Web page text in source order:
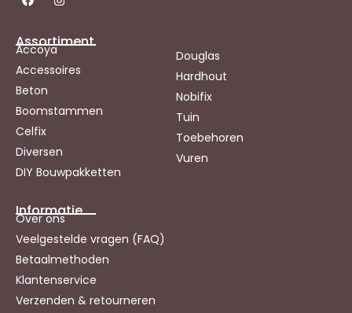
Assortiment
Accoya
Accessoires
Beton
Boomstammen
Celfix
Diversen
DIY Bouwpakketten
Douglas
Hardhout
Nobifix
Tuin
Toebehoren
Vuren
Informatie
Over ons
Veelgestelde vragen (FAQ)
Betaalmethoden
Klantenservice
Verzenden & retourneren